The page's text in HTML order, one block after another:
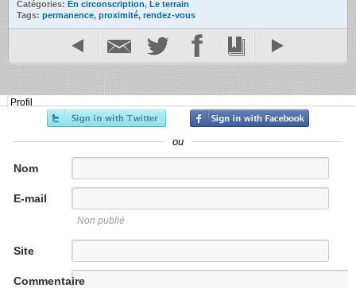
Catégories: En circonscription, Le terrain
Tags: permanence, proximité, rendez-vous
Profil
ou
Nom
E-mail
Non publié
Site
Commentaire